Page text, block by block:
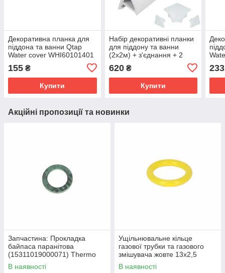
Декоративна планка для
піддона та ванни Qtap
Water cover WHI60101401
155 ₴
Купити
Набір декоративні планки
для піддону та ванни
(2x2м) + з'єднання + 2
620₴
Купити
233
Акційні пропозиції та новинки
Запчастина: Прокладка
байпаса паранітова
(15311019000071) Thermo
Alliance
В наявності
Ущільнювальне кільце
газової трубки та газового
змішувача жовте 13х2,5
Thermo Alliance Ewa 24
В наявності